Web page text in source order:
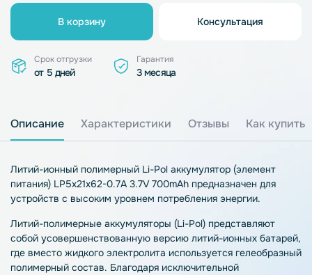
В корзину Консультация
Срок отгрузки
от 5 дней
Гарантия
3 месяца
Описание Характеристики Отзывы Как купить
Литий-ионный полимерный Li-Pol аккумулятор (элемент
питания) LP5x21x62-0.7A 3.7V 700mAh предназначен для
устройств с высоким уровнем потребления энергии.
Литий-полимерные аккумуляторы (Li-Pol) представляют
собой усовершенствованную версию литий-ионных батарей,
где вместо жидкого электролита используется гелеобразный
полимерный состав. Благодаря исключительной